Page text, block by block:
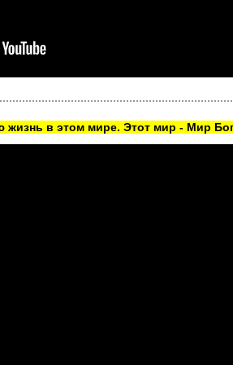
жизнь в этом мире. Этот мир - Мир